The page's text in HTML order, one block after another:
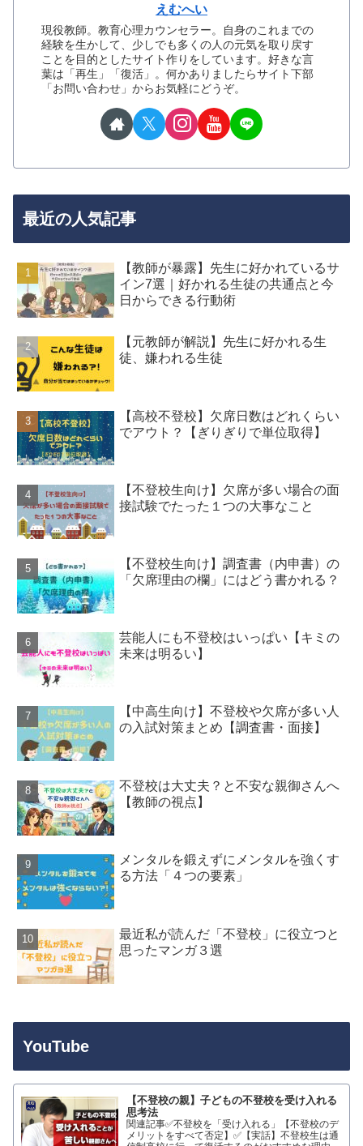
えむへい
現役教師。教育心理カウンセラー。自身のこれまでの
経験を生かして、少しでも多くの人の元気を取り戻す
ことを目的としたサイト作りをしています。好きな言
葉は「再生」「復活」。何かありましたらサイト下部
「お問い合わせ」からお気軽にどうぞ。
最近の人気記事
【教師が暴露】先生に好かれているサ
イン7選｜好かれる生徒の共通点と今
日からできる行動術
【元教師が解説】先生に好かれる生
徒、嫌われる生徒
【高校不登校】欠席日数はどれくらい
でアウト？【ぎりぎりで単位取得】
【不登校生向け】欠席が多い場合の面
接試験でたった１つの大事なこと
【不登校生向け】調査書（内申書）の
「欠席理由の欄」にはどう書かれる？
芸能人にも不登校はいっぱい【キミの
未来は明るい】
【中高生向け】不登校や欠席が多い人
の入試対策まとめ【調査書・面接】
不登校は大丈夫？と不安な親御さんへ
【教師の視点】
メンタルを鍛えずにメンタルを強くす
る方法「４つの要素」
最近私が読んだ「不登校」に役立つと
思ったマンガ３選
YouTube
【不登校の親】子どもの不登校を受け入れる
思考法
関連記事✅不登校を「受け入れる」【不登校のデ
メリットをすべて否定】✅【実話】不登校生は通